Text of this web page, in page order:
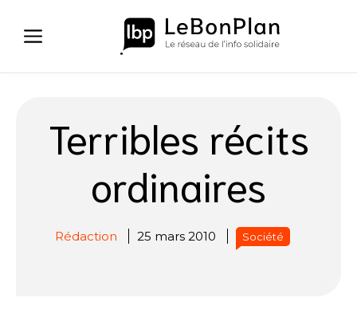
contenu
Terribles récits
ordinaires
Rédaction 25 mars 2010 Société